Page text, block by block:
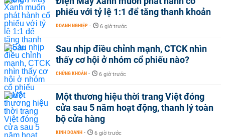
phiếu với tỷ lệ 1:1 để tăng thanh khoản
DOANH NGHIỆP - 6 giờ trước
Sau nhịp điều chỉnh mạnh, CTCK nhìn
thấy cơ hội ở nhóm cổ phiếu nào?
CHỨNG KHOÁN - 6 giờ trước
Một thương hiệu thời trang Việt đóng
cửa sau 5 năm hoạt động, thanh lý toàn
bộ cửa hàng
KINH DOANH - 6 giờ trước